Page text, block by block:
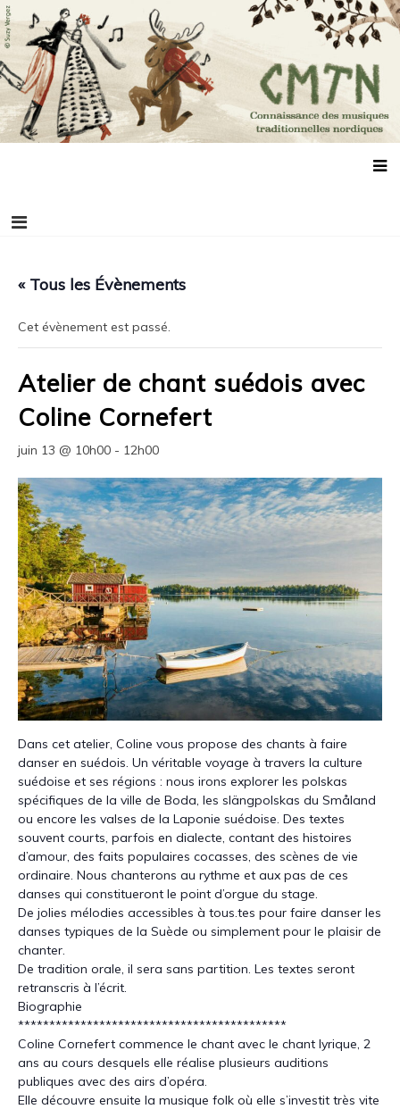
Aller
au
contenu
Connaissance des musiques traditionnelles
nordiques
Association de promotion des musiques, des danses et de la culture
scandinaves
« Tous les Évènements
Cet évènement est passé.
Atelier de chant suédois avec
Coline Cornefert
juin 13 @ 10h00 - 12h00
Dans cet atelier, Coline vous propose des chants à faire
danser en suédois. Un véritable voyage à travers la culture
suédoise et ses régions : nous irons explorer les polskas
spécifiques de la ville de Boda, les slängpolskas du Småland
ou encore les valses de la Laponie suédoise. Des textes
souvent courts, parfois en dialecte, contant des histoires
d’amour, des faits populaires cocasses, des scènes de vie
ordinaire. Nous chanterons au rythme et aux pas de ces
danses qui constitueront le point d’orgue du stage.
De jolies mélodies accessibles à tous.tes pour faire danser les
danses typiques de la Suède ou simplement pour le plaisir de
chanter.
De tradition orale, il sera sans partition. Les textes seront
retranscris à l’écrit.
Biographie
*******************************************
Coline Cornefert commence le chant avec le chant lyrique, 2
ans au cours desquels elle réalise plusieurs auditions
publiques avec des airs d’opéra.
Elle découvre ensuite la musique folk où elle s’investit très vite